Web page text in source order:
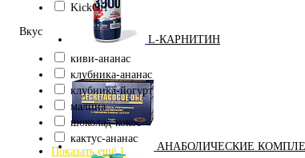
L-КАРНИТИН
АНАБОЛИЧЕСКИЕ
KickOff
Вкус
киви-ананас
клубника-ананас
клубника-йогурт
малина
шоколад-кокос
кактус-ананас
Показать ещё 1